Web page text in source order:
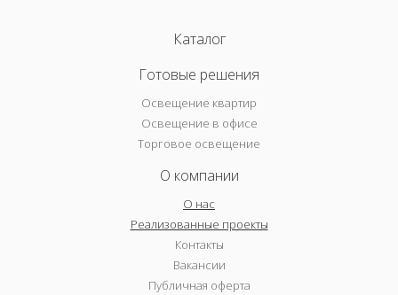
Каталог
Готовые решения
Освещение квартир
Освещение в офисе
Торговое освещение
О компании
О нас
Реализованные проекты
Контакты
Вакансии
Публичная оферта